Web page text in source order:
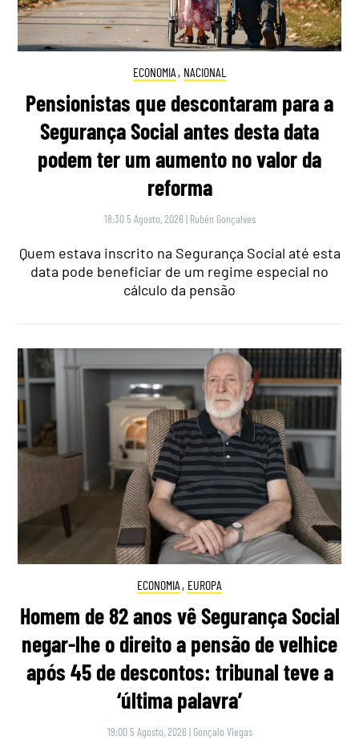
ECONOMIA , NACIONAL
Pensionistas que descontaram para a
Segurança Social antes desta data
podem ter um aumento no valor da
reforma
18:30 5 Agosto, 2026 | Rubén Gonçalves
Quem estava inscrito na Segurança Social até esta
data pode beneficiar de um regime especial no
cálculo da pensão
ECONOMIA , EUROPA
Homem de 82 anos vê Segurança Social
negar-lhe o direito a pensão de velhice
após 45 de descontos: tribunal teve a
‘última palavra’
19:00 5 Agosto, 2026 | Gonçalo Viegas